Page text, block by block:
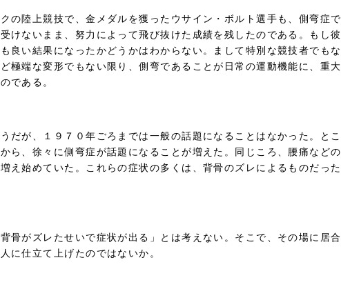
の陸上競技で、金メダルを獲ったウサイン・ボルト選手も、側弯症で
けないまま、努力によって飛び抜けた成績を残したのである。もし彼
良い結果になったかどうかはわからない。まして特別な競技者でもな
極端な変形でもない限り、側弯であることが日常の運動機能に、重大
である。
だが、１９７０年ごろまでは一般の話題になることはなかった。とこ
ら、徐々に側弯症が話題になることが増えた。同じころ、腰痛などの
え始めていた。これらの症状の多くは、背骨のズレによるものだった
骨がズレたせいで症状が出る」とは考えない。そこで、その場に居合
に仕立て上げたのではないか。